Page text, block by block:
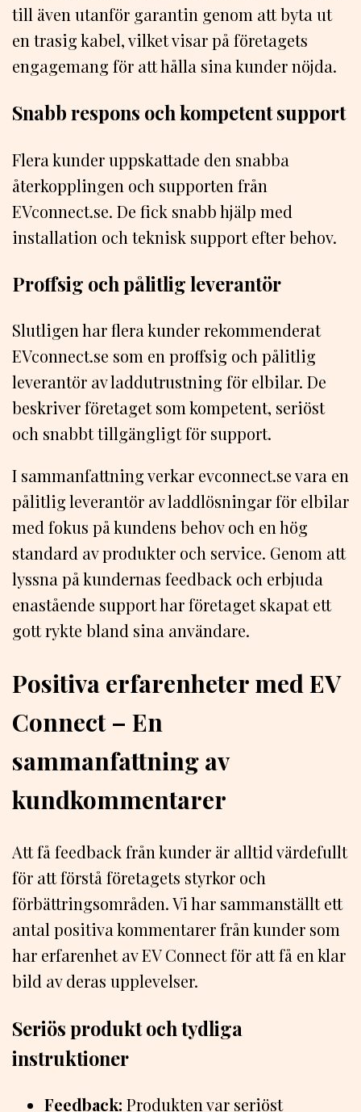
till även utanför garantin genom att byta ut
en trasig kabel, vilket visar på företagets
engagemang för att hålla sina kunder nöjda.
Snabb respons och kompetent support
Flera kunder uppskattade den snabba
återkopplingen och supporten från
EVconnect.se. De fick snabb hjälp med
installation och teknisk support efter behov.
Proffsig och pålitlig leverantör
Slutligen har flera kunder rekommenderat
EVconnect.se som en proffsig och pålitlig
leverantör av laddutrustning för elbilar. De
beskriver företaget som kompetent, seriöst
och snabbt tillgängligt för support.
I sammanfattning verkar evconnect.se vara en
pålitlig leverantör av laddlösningar för elbilar
med fokus på kundens behov och en hög
standard av produkter och service. Genom att
lyssna på kundernas feedback och erbjuda
enastående support har företaget skapat ett
gott rykte bland sina användare.
Positiva erfarenheter med EV
Connect – En
sammanfattning av
kundkommentarer
Att få feedback från kunder är alltid värdefullt
för att förstå företagets styrkor och
förbättringsområden. Vi har sammanställt ett
antal positiva kommentarer från kunder som
har erfarenhet av EV Connect för att få en klar
bild av deras upplevelser.
Seriös produkt och tydliga
instruktioner
Feedback: Produkten var seriöst